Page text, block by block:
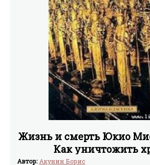
Жизнь и смерть Юкио
Как уничтожить
Автор: Акунин Борис